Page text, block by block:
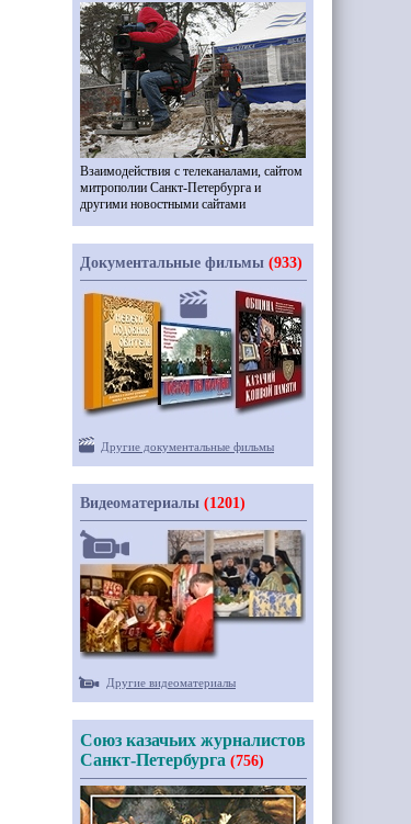
Взаимодействия с телеканалами, сайтом
митрополии Санкт-Петербурга и
другими новостными сайтами
Документальные фильмы (933)
Другие документальные фильмы
Видеоматериалы (1201)
Другие видеоматериалы
Союз казачьих журналистов
Санкт-Петербурга (756)